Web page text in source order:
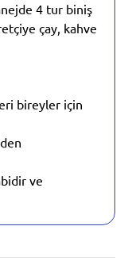
4 tur biniş
çay, kahve
bireyler için
ve